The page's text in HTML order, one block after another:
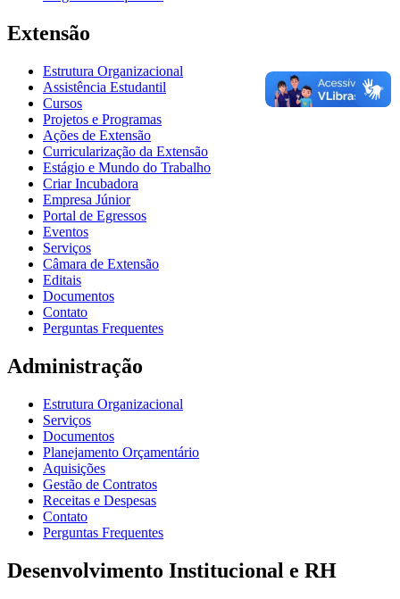
Extensão
Estrutura Organizacional
Assistência Estudantil
Cursos
Projetos e Programas
Ações de Extensão
Curricularização da Extensão
Estágio e Mundo do Trabalho
Criar Incubadora
Empresa Júnior
Portal de Egressos
Eventos
Serviços
Câmara de Extensão
Editais
Documentos
Contato
Perguntas Frequentes
Administração
Estrutura Organizacional
Serviços
Documentos
Planejamento Orçamentário
Aquisições
Gestão de Contratos
Receitas e Despesas
Contato
Perguntas Frequentes
Desenvolvimento Institucional e RH